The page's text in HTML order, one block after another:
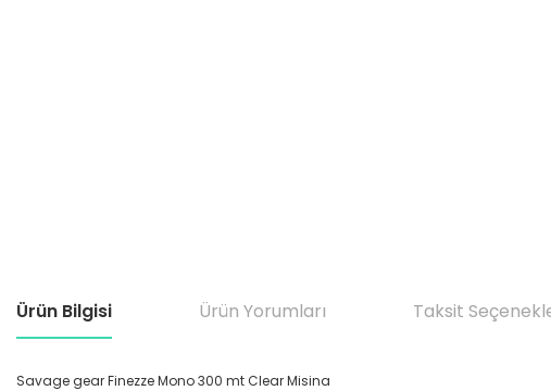
Ürün Bilgisi Ürün Yorumları Taksit
Savage gear Finezze Mono 300 mt Clear Misina